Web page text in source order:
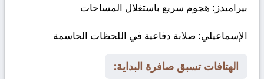
بيراميدز : هجوم سريع باستغلال المساحات
الإسماعيلي: صلابة دفاعية في اللحظات الحاسمة
الهتافات تسبق صافرة البداية: